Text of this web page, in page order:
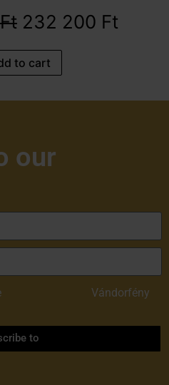
Ft 232 200 Ft
to cart
our
Vándorfény
to